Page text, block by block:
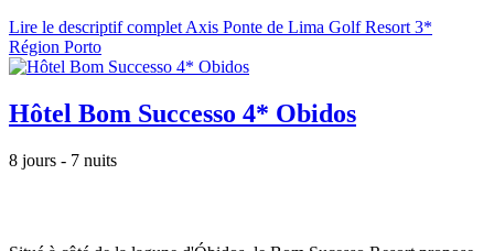
Lire le descriptif complet Axis Ponte de Lima Golf Resort 3*
Région Porto
Hôtel Bom Successo 4* Obidos
8 jours - 7 nuits